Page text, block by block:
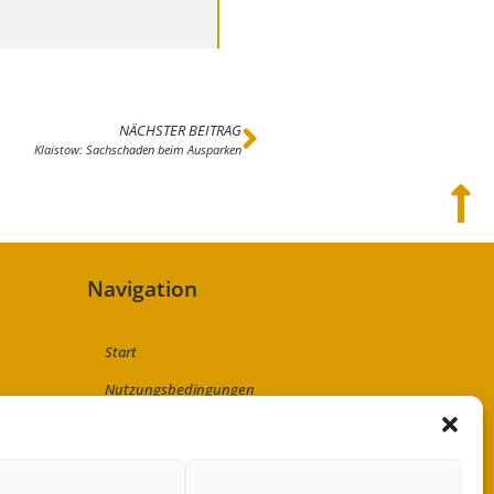
NÄCHSTER BEITRAG
Klaistow: Sachschaden beim Ausparken
Navigation
Start
Nutzungsbedingungen